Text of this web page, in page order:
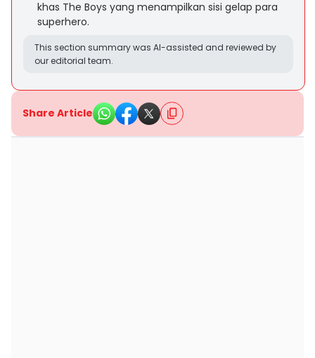
khas The Boys yang menampilkan sisi gelap para
superhero.
This section summary was AI-assisted and reviewed by
our editorial team.
Share Article